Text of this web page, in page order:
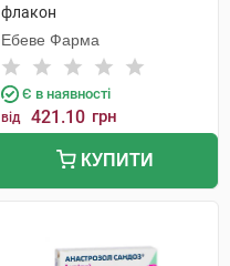
флакон
Ебеве Фарма
Є в наявності
від 421.10 грн
КУПИТИ